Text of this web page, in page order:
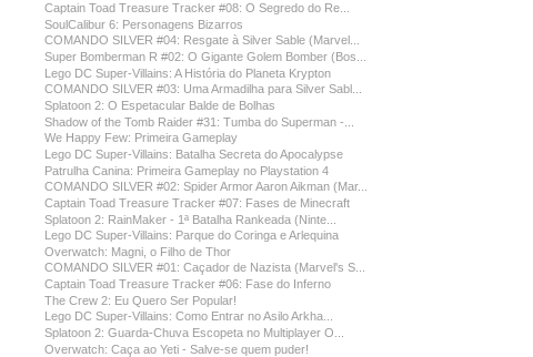
Captain Toad Treasure Tracker #08: O Segredo do Re...
SoulCalibur 6: Personagens Bizarros
COMANDO SILVER #04: Resgate à Silver Sable (Marvel...
Super Bomberman R #02: O Gigante Golem Bomber (Bos...
Lego DC Super-Villains: A História do Planeta Krypton
COMANDO SILVER #03: Uma Armadilha para Silver Sabl...
Splatoon 2: O Espetacular Balde de Bolhas
Shadow of the Tomb Raider #31: Tumba do Superman -...
We Happy Few: Primeira Gameplay
Lego DC Super-Villains: Batalha Secreta do Apocalypse
Patrulha Canina: Primeira Gameplay no Playstation 4
COMANDO SILVER #02: Spider Armor Aaron Aikman (Mar...
Captain Toad Treasure Tracker #07: Fases de Minecraft
Splatoon 2: RainMaker - 1ª Batalha Rankeada (Ninte...
Lego DC Super-Villains: Parque do Coringa e Arlequina
Overwatch: Magni, o Filho de Thor
COMANDO SILVER #01: Caçador de Nazista (Marvel's S...
Captain Toad Treasure Tracker #06: Fase do Inferno
The Crew 2: Eu Quero Ser Popular!
Lego DC Super-Villains: Como Entrar no Asilo Arkha...
Splatoon 2: Guarda-Chuva Escopeta no Multiplayer O...
Overwatch: Caça ao Yeti - Salve-se quem puder!